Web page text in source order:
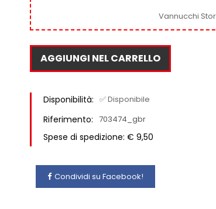
Vannucchi
AGGIUNGI NEL CARRELLO
Disponibilità: ✅ Disponibile
Riferimento: 703474_gbr
Spese di spedizione: € 9,50
Condividi su Facebook!